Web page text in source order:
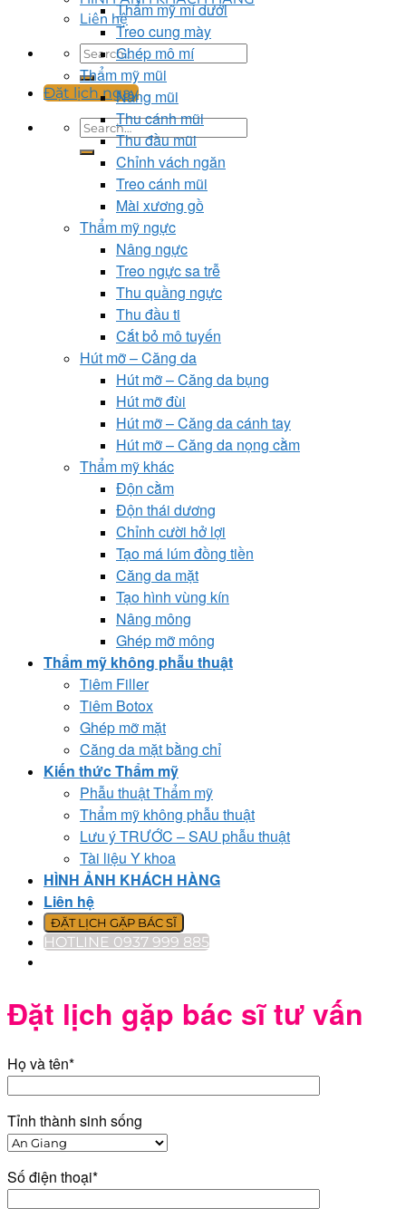
Liên hệ
Đặt lịch ngay
Thẩm mỹ mí dưới
Treo cung mày
Ghép mô mí
Thẩm mỹ mũi
Nâng mũi
Thu cánh mũi
Thu đầu mũi
Chỉnh vách ngăn
Treo cánh mũi
Mài xương gồ
Thẩm mỹ ngực
Nâng ngực
Treo ngực sa trễ
Thu quầng ngực
Thu đầu ti
Cắt bỏ mô tuyến
Hút mỡ – Căng da
Hút mỡ – Căng da bụng
Hút mỡ đùi
Hút mỡ – Căng da cánh tay
Hút mỡ – Căng da nọng cằm
Thẩm mỹ khác
Độn cằm
Độn thái dương
Chỉnh cười hở lợi
Tạo má lúm đồng tiền
Căng da mặt
Tạo hình vùng kín
Nâng mông
Ghép mỡ mông
Thẩm mỹ không phẫu thuật
Tiêm Filler
Tiêm Botox
Ghép mỡ mặt
Căng da mặt bằng chỉ
Kiến thức Thẩm mỹ
Phẫu thuật Thẩm mỹ
Thẩm mỹ không phẫu thuật
Lưu ý TRƯỚC – SAU phẫu thuật
Tài liệu Y khoa
HÌNH ẢNH KHÁCH HÀNG
Liên hệ
ĐẶT LỊCH GẶP BÁC SĨ
HOTLINE 0937 999 885
Đặt lịch gặp bác sĩ tư vấn
Họ và tên*
Tỉnh thành sinh sống
Số điện thoại*